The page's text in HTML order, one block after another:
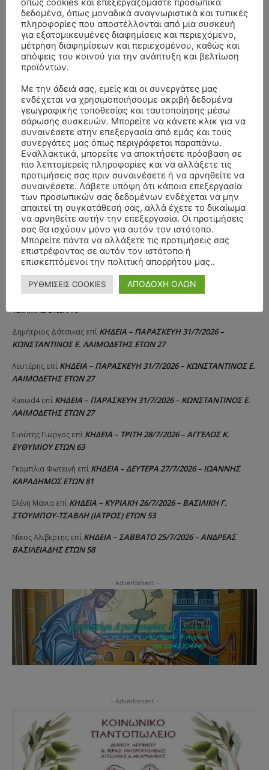
ΣΥΛΛΥΠΗΤΗΡΙΑ ΜΗΝΥΜΑΤΑ
Αλέξανδρος ΣέρβοςεπίΚΗΔΕΙΑ – ΣΑΒΒΑΤΟ 25/7/2026 –
ΧΑΡΑΛΑΜΠΟΣ ΚΑΥΚΙΑΣ ΕΤΩΝ 57
ΧΡΙΣΤΙΝΑεπίΚΗΔΕΙΑ – ΤΡΙΤΗ 4/8/2026 – ΧΡΗΣΤΟΣ Α. ΠΑΛΙΟΥΡΑΣ
ΕΤΩΝ 58
Θεόδωρος Νάκοςεπί ΚΗΔΕΙΑ – ΔΕΥΤΕΡΑ 3/8/2026 – ΔΗΜΗΤΡΙΟΣ Σ.
ΤΣΙΛΙΚΗΣ ΕΤΩΝ 79
ΠΑΝΑΓΙΩΤΗΣ IΩΑΚΕΙΜΙΔΗΣεπίΚΗΔΕΙΑ – ΔΕΥΤΕΡΑ 3/8/2026 –
ΣΠΥΡΙΔΟΥΛΑ Γ. ΣΕΪΤΑΝΙΔΟΥ ΕΤΩΝ 91
ΚΗΔΕΙΑ – ΔΕΥΤΕΡΑ 3/8/2026 – ΔΗΜΗΤΡΙΟΣ Σ.
ΤΣΙΛΙΚΗΣ ΕΤΩΝ 79
Δημήτριος Δάτσικας επί ΚΗΔΕΙΑ – ΠΑΡΑΣΚΕΥΗ 31/7/2026 –
ΚΩΝΣΤΑΝΤΙΝΟΣ Ε. ΛΑΙΜΟΔΕΤΗΣ ΕΤΩΝ 27
Λευτέρης επί ΚΗΔΕΙΑ – ΠΑΡΑΣΚΕΥΗ 31/7/2026 – ΚΩΝΣΤΑΝΤΙΝΟΣ Ε.
ΛΑΙΜΟΔΕΤΗΣ ΕΤΩΝ 27
Raniad4 επί ΚΗΔΕΙΑ – ΠΑΡΑΣΚΕΥΗ 31/7/2026 – ΚΩΝΣΤΑΝΤΙΝΟΣ Ε.
ΛΑΙΜΟΔΕΤΗΣ ΕΤΩΝ 27
Σιούτης Γιώργος επί ΚΗΔΕΙΑ – ΤΡΙΤΗ 28/7/2026 – ΑΓΓΕΛΟΣ Κ.
ΕΥΘΥΜΙΟΥ ΕΤΩΝ 63
Γκομπλια Φωτεινή επί ΚΗΔΕΙΑ – ΔΕΥΤΕΡΑ 27/7/2026 – ΙΩΑΝΝΗΣ
ΚΑΡΑΔΗΜΟΣ ΕΤΩΝ 81
Ελένη Μανια επί ΚΗΔΕΙΑ – ΚΥΡΙΑΚΗ 26/7/2026 – ΒΑΣΙΛΙΚΗ Γ.
ΣΤΟΥΜΠΟΥ-ΤΣΑΒΛΗ (ΙΑΤΡΟΣ) ΕΤΩΝ 53
Νίκος Αλιβερτης επί ΚΗΔΕΙΑ – ΣΑΒΒΑΤΟ 25/7/2026 – ΑΝΔΡΕΑΣ
ΒΑΣΙΛΕΙΑΔΗΣ ΕΤΩΝ 58
- Advertisment -
- Advertisment -
όπως cookies και επεξεργαζόμαστε προσωπικά
δεδομένα, όπως μοναδικά αναγνωριστικά και τυπικές
πληροφορίες που αποστέλλονται από μια συσκευή
για εξατομικευμένες διαφημίσεις και περιεχόμενο,
μέτρηση διαφημίσεων και περιεχομένου, καθώς και
απόψεις του κοινού για την ανάπτυξη και βελτίωση
προϊόντων.
Με την άδειά σας, εμείς και οι συνεργάτες μας
ενδέχεται να χρησιμοποιήσουμε ακριβή δεδομένα
γεωγραφικής τοποθεσίας και ταυτοποίησης μέσω
σάρωσης συσκευών. Μπορείτε να κάνετε κλικ για να
συναινέσετε στην επεξεργασία από εμάς και τους
συνεργάτες μας όπως περιγράφεται παραπάνω.
Εναλλακτικά, μπορείτε να αποκτήσετε πρόσβαση σε
πιο λεπτομερείς πληροφορίες και να αλλάξετε τις
προτιμήσεις σας πριν συναινέσετε ή να αρνηθείτε να
συναινέσετε. Λάβετε υπόψη ότι κάποια επεξεργασία
των προσωπικών σας δεδομένων ενδέχεται να μην
απαιτεί τη συγκατάθεσή σας, αλλά έχετε το δικαίωμα
να αρνηθείτε αυτήν την επεξεργασία. Οι προτιμήσεις
σας θα ισχύουν μόνο για αυτόν τον ιστότοπο.
Μπορείτε πάντα να αλλάξετε τις προτιμήσεις σας
επιστρέφοντας σε αυτόν τον ιστότοπο ή
επισκεπτόμενοι την πολιτική απορρήτου μας..
ΡΥΘΜΙΣΕΙΣ COOKIES ΑΠΟΔΟΧΗ ΟΛΩΝ